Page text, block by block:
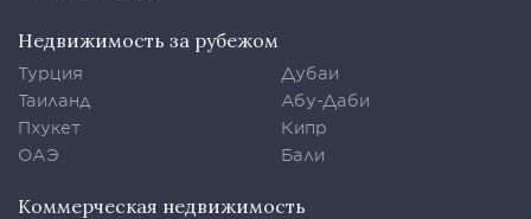
Недвижимость за рубежом
Турция
Таиланд
Пхукет
ОАЭ
Дубаи
Абу-Даби
Кипр
Бали
Коммерческая недвижимость